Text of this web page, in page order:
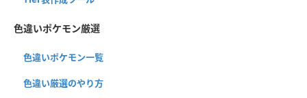
色違いポケモン厳選
色違いポケモン一覧
色違い厳選のやり方